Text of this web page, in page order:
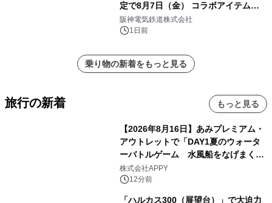
定で8月7日（金） コラボアイテムが
発売決定！
阪神電気鉄道株式会社
1日前
乗り物の新着をもっと見る
旅行の新着 もっと見る
【2026年8月16日】あみプレミアム・
アウトレットで「DAY1夏のウォータ
ーバトルゲーム 水風船をなげまくろ
う！」を開催
株式会社APPY
12分前
「ハルカス300（展望台）」で大迫力